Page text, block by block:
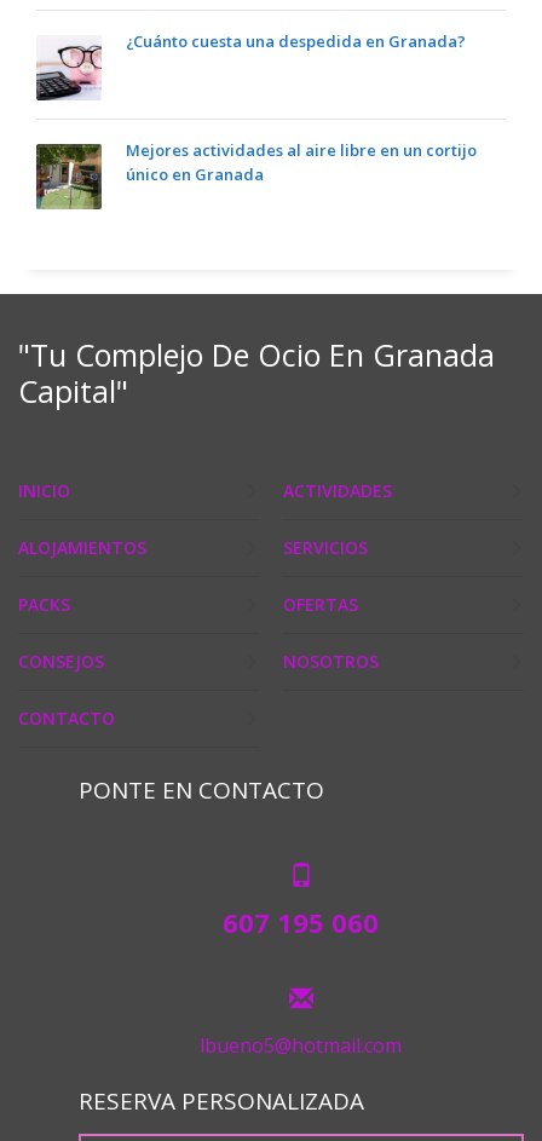
¿Cuánto cuesta una despedida en Granada?
Mejores actividades al aire libre en un cortijo
único en Granada
"Tu Complejo De Ocio En Granada
Capital"
INICIO ACTIVIDADES
ALOJAMIENTOS SERVICIOS
PACKS OFERTAS
CONSEJOS NOSOTROS
CONTACTO
PONTE EN CONTACTO
607 195 060
lbueno5@hotmail.com
RESERVA PERSONALIZADA